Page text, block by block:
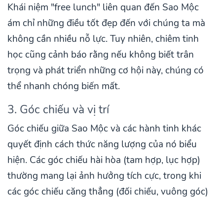
Khái niệm "free lunch" liên quan đến Sao Mộc
ám chỉ những điều tốt đẹp đến với chúng ta mà
không cần nhiều nỗ lực. Tuy nhiên, chiêm tinh
học cũng cảnh báo rằng nếu không biết trân
trọng và phát triển những cơ hội này, chúng có
thể nhanh chóng biến mất.
3. Góc chiếu và vị trí
Góc chiếu giữa Sao Mộc và các hành tinh khác
quyết định cách thức năng lượng của nó biểu
hiện. Các góc chiếu hài hòa (tam hợp, lục hợp)
thường mang lại ảnh hưởng tích cực, trong khi
các góc chiếu căng thẳng (đối chiếu, vuông góc)